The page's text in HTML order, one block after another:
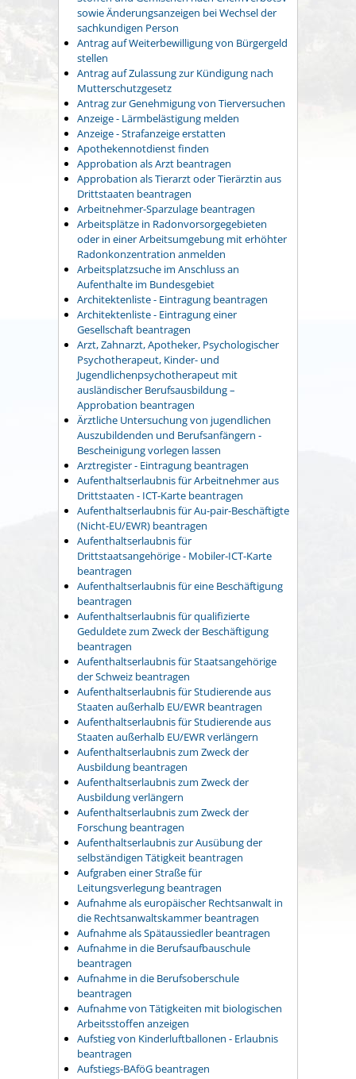
sowie Änderungsanzeigen bei Wechsel der
sachkundigen Person
Antrag auf Weiterbewilligung von Bürgergeld
stellen
Antrag auf Zulassung zur Kündigung nach
Mutterschutzgesetz
Antrag zur Genehmigung von Tierversuchen
Anzeige - Lärmbelästigung melden
Anzeige - Strafanzeige erstatten
Apothekennotdienst finden
Approbation als Arzt beantragen
Approbation als Tierarzt oder Tierärztin aus
Drittstaaten beantragen
Arbeitnehmer-Sparzulage beantragen
Arbeitsplätze in Radonvorsorgegebieten
oder in einer Arbeitsumgebung mit erhöhter
Radonkonzentration anmelden
Arbeitsplatzsuche im Anschluss an
Aufenthalte im Bundesgebiet
Architektenliste - Eintragung beantragen
Architektenliste - Eintragung einer
Gesellschaft beantragen
Arzt, Zahnarzt, Apotheker, Psychologischer
Psychotherapeut, Kinder- und
Jugendlichenpsychotherapeut mit
ausländischer Berufsausbildung –
Approbation beantragen
Ärztliche Untersuchung von jugendlichen
Auszubildenden und Berufsanfängern -
Bescheinigung vorlegen lassen
Arztregister - Eintragung beantragen
Aufenthaltserlaubnis für Arbeitnehmer aus
Drittstaaten - ICT-Karte beantragen
Aufenthaltserlaubnis für Au-pair-Beschäftigte
(Nicht-EU/EWR) beantragen
Aufenthaltserlaubnis für
Drittstaatsangehörige - Mobiler-ICT-Karte
beantragen
Aufenthaltserlaubnis für eine Beschäftigung
beantragen
Aufenthaltserlaubnis für qualifizierte
Geduldete zum Zweck der Beschäftigung
beantragen
Aufenthaltserlaubnis für Staatsangehörige
der Schweiz beantragen
Aufenthaltserlaubnis für Studierende aus
Staaten außerhalb EU/EWR beantragen
Aufenthaltserlaubnis für Studierende aus
Staaten außerhalb EU/EWR verlängern
Aufenthaltserlaubnis zum Zweck der
Ausbildung beantragen
Aufenthaltserlaubnis zum Zweck der
Ausbildung verlängern
Aufenthaltserlaubnis zum Zweck der
Forschung beantragen
Aufenthaltserlaubnis zur Ausübung der
selbständigen Tätigkeit beantragen
Aufgraben einer Straße für
Leitungsverlegung beantragen
Aufnahme als europäischer Rechtsanwalt in
die Rechtsanwaltskammer beantragen
Aufnahme als Spätaussiedler beantragen
Aufnahme in die Berufsaufbauschule
beantragen
Aufnahme in die Berufsoberschule
beantragen
Aufnahme von Tätigkeiten mit biologischen
Arbeitsstoffen anzeigen
Aufstieg von Kinderluftballonen - Erlaubnis
beantragen
Aufstiegs-BAföG beantragen